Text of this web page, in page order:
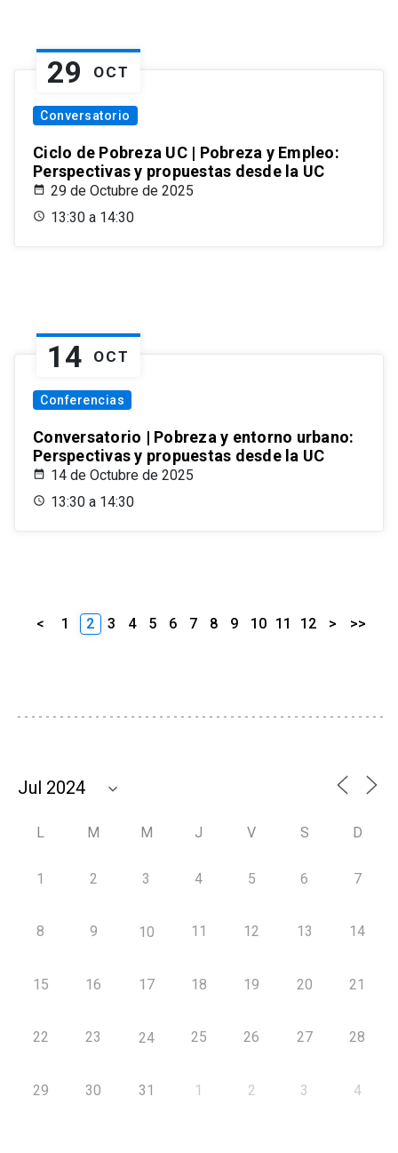
29 OCT
Conversatorio
Ciclo de Pobreza UC | Pobreza y Empleo:
Perspectivas y propuestas desde la UC
29 de Octubre de 2025
13:30 a 14:30
14 OCT
Conferencias
Conversatorio | Pobreza y entorno urbano:
Perspectivas y propuestas desde la UC
14 de Octubre de 2025
13:30 a 14:30
< 1 2 3 4 5 6 7 8 9 10 11 12 > >>
L M M J V S D
1 2 3 4 5 6 7
8 9 10 11 12 13 14
15 16 17 18 19 20 21
22 23 24 25 26 27 28
29 30 31 1 2 3 4